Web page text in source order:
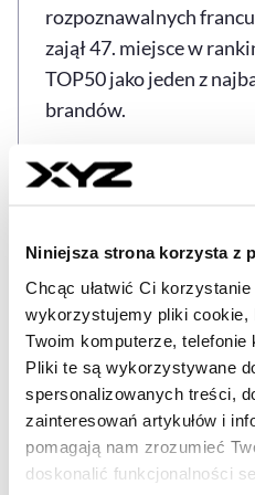
Niniejsza strona korzysta z
Chcąc ułatwić Ci
wykorzystujemy pliki cookie,
Twoim komputerze, telefonie
Pliki te są wykorzystywane
spersonalizowanych treści,
zainteresowań artykułów i
pomagają nam zrozumieć
doskonalić funkcjonalności
rozpoznawalnych
zajął 47. miejsce w
TOP50 jako jeden z
brandów.
---
ciekawe. Dla pełnej
informujemy, że fundusz
Omeny Mensah i
akcjonariusza InPostu,
Tagi EMMANUEL MACRON